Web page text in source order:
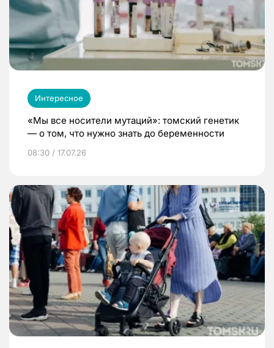
Интересное
«Мы все носители мутаций»: томский генетик
— о том, что нужно знать до беременности
08:30 / 17.07.26